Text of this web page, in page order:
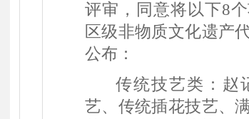
评审，同意将以下8
区级非物质文化遗产
公布：
传统技艺类：赵
艺、传统插花技艺、